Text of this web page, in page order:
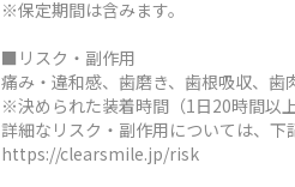
※保定期間は含みます。
■リスク・副作用
痛み・違和感、歯磨き、歯根吸収、歯
※決められた装着時間（1日20時間以
詳細なリスク・副作用については、下
https://clearsmile.jp/risk